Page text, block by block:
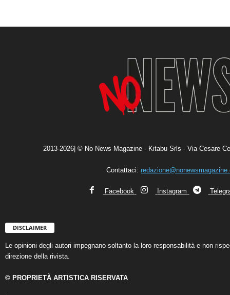
2013-2026| © No News Magazine - Kitabu Srls - Via Cesare
Contattaci:
Facebook Instagram
DISCLAIMER
Le opinioni degli autori impegnano soltanto la loro responsabilità e non
direzione della rivista.
© PROPRIETÀ ARTISTICA RISERVATA